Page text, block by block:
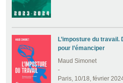
L’imposture du
pour l’émanciper
Maud Simonet
-
Paris, 10/18, février